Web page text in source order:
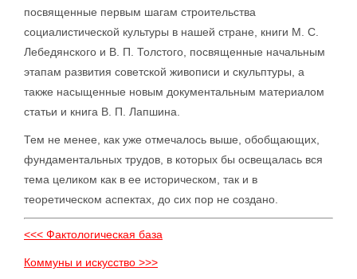
посвященные первым шагам строительства
социалистической культуры в нашей стране, книги М. С.
Лебедянского и В. П. Толстого, посвященные начальным
этапам развития советской живописи и скульптуры, а
также насыщенные новым документальным материалом
статьи и книга В. П. Лапшина.
Тем не менее, как уже отмечалось выше, обобщающих,
фундаментальных трудов, в которых бы освещалась вся
тема целиком как в ее историческом, так и в
теоретическом аспектах, до сих пор не создано.
<<< Фактологическая база
Коммуны и искусство >>>